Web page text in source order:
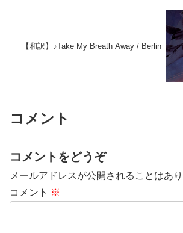
【和訳】♪Take My Breath Away / Berlin
コメント
コメントをどうぞ
メールアドレスが公開されることはあり
コメント ※